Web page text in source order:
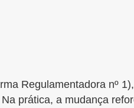
Regulamentadora nº
prática, a mudança